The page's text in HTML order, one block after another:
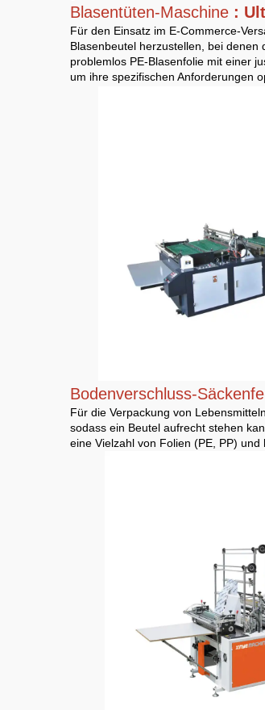
Blasentüten-Maschine :
Für den Einsatz im E-Commerce-
Blasenbeutel herzustellen, bei
problemlos PE-Blasenfolie mit einer
um ihre spezifischen Anforderungen
Bodenverschluss-
Für die Verpackung von
sodass ein Beutel aufrecht stehen
eine Vielzahl von Folien (PE, PP)